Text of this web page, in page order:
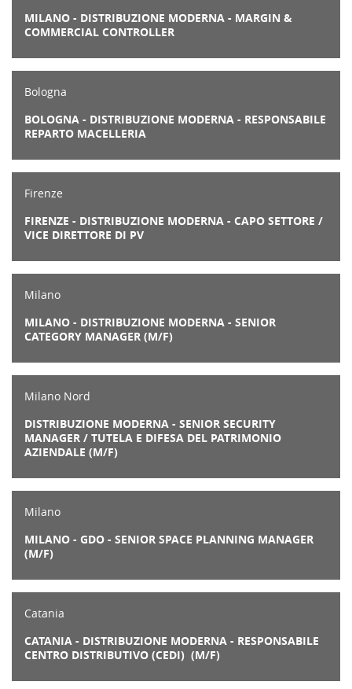
MILANO - DISTRIBUZIONE MODERNA - MARGIN &
COMMERCIAL CONTROLLER
Bologna
BOLOGNA - DISTRIBUZIONE MODERNA - RESPONSABILE
REPARTO MACELLERIA
Firenze
FIRENZE - DISTRIBUZIONE MODERNA - CAPO SETTORE /
VICE DIRETTORE DI PV
Milano
MILANO - DISTRIBUZIONE MODERNA - SENIOR
CATEGORY MANAGER (M/F)
Milano Nord
DISTRIBUZIONE MODERNA - SENIOR SECURITY
MANAGER / TUTELA E DIFESA DEL PATRIMONIO
AZIENDALE (M/F)
Milano
MILANO - GDO - SENIOR SPACE PLANNING MANAGER
(M/F)
Catania
CATANIA - DISTRIBUZIONE MODERNA - RESPONSABILE
CENTRO DISTRIBUTIVO (CEDI) (M/F)